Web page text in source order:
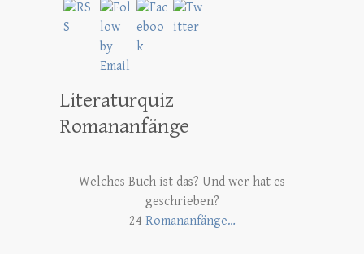
Literaturquiz
Romananfänge
Welches Buch ist das? Und wer hat es
geschrieben?
24 Romananfänge…